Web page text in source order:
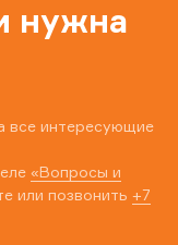
нужна
все интересующие
«Вопросы и
или позвонить +7